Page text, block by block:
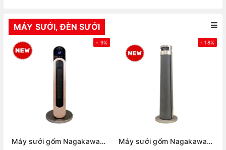
MÁY SƯỞI, ĐÈN SƯỞI
- 9%
Máy sưởi gốm Nagakawa NEH8399
- 18%
Máy sưởi gốm Nagakawa NEH8389